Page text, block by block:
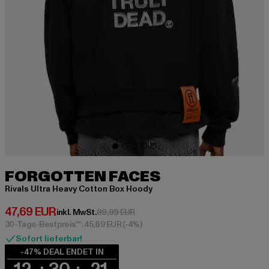
FORGOTTEN FACES
Rivals Ultra Heavy Cotton Box Hoody
47,69 EUR
Derzeitiger Preis: 47,69 EUR
inkl. MwSt.89,99 EURAktionspreis: 89,99 EUR
30-Tage-Bestpreis**: 45,89 EUR(-4%)
Sofort lieferbar!
-47% DEAL ENDET IN